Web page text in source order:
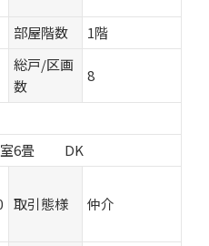
部屋階数
1階
総戸/区画
数
8
室6畳 DK
取引態様 仲介